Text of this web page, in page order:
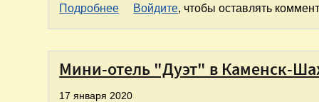
Подробнее о Путешествие по маршруту
Войдите, чтобы оставлять
Мини-отель "Дуэт" в Каменск-
17 января 2020